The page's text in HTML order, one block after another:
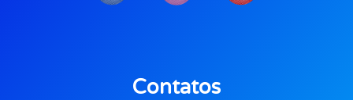
Contatos